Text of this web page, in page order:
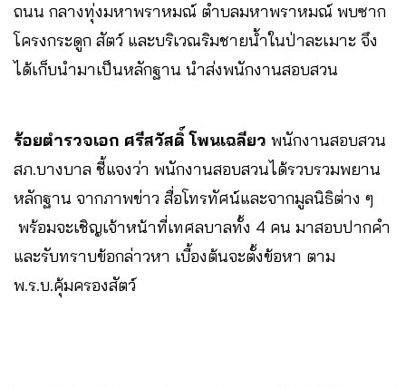
ถนน กลางทุ่งมหาพราหมณ์ ตำบลมหาพราหมณ์ พบซาก
โครงกระดูก สัตว์ และบริเวณริมชายน้ำในป่าละเมาะ จึง
ได้เก็บนำมาเป็นหลักฐาน นำส่งพนักงานสอบสวน
ร้อยตำรวจเอก ศรีสวัสดิ์ โพนเฉลียว พนักงานสอบสวน
สภ.บางบาล ชี้แจงว่า พนักงานสอบสวนได้รวบรวมพยาน
หลักฐาน จากภาพข่าว สื่อโทรทัศน์และจากมูลนิธิต่าง ๆ
พร้อมจะเชิญเจ้าหน้าที่เทศลบาลทั้ง 4 คน มาสอบปากคำ
และรับทราบข้อกล่าวหา เบื้องต้นจะตั้งข้อหา ตาม
พ.ร.บ.คุ้มครองสัตว์